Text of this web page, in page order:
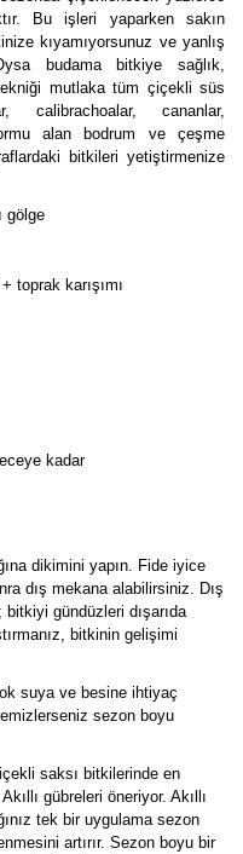
Bu işleri yaparken sakın
kıyamıyorsunuz ve yanlış
budama bitkiye sağlık,
mutlaka tüm çiçekli süs
calibrachoalar, cananlar,
alan bodrum ve çeşme
bitkileri yetiştirmenize
gölge
toprak karışımı
kadar
dikimini yapın. Fide iyice
dış mekana alabilirsiniz. Dış
gündüzleri dışarıda
bitkinin gelişimi
suya ve besine ihtiyaç
sezon boyu
saksı bitkilerinde en
gübreleri öneriyor. Akıllı
tek bir uygulama sezon
artırır. Sezon boyu bir